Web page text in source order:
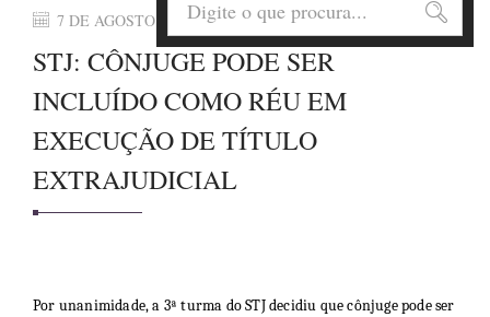
7 DE AGOSTO DE 2026
STJ: CÔNJUGE PODE SER
INCLUÍDO COMO RÉU EM
EXECUÇÃO DE TÍTULO
EXTRAJUDICIAL
Por unanimidade, a 3ª turma do STJ decidiu que cônjuge pode ser